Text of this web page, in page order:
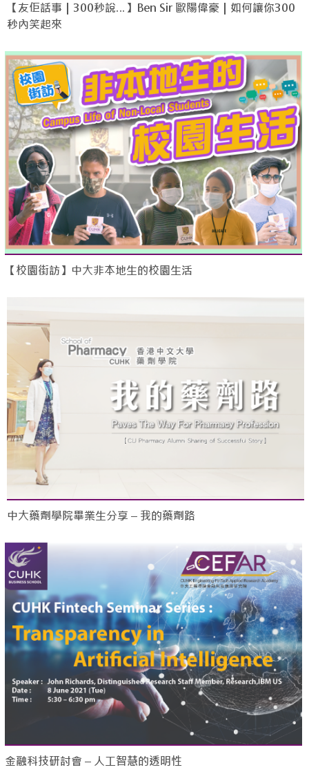
【友佢話事｜300秒說…】Ben Sir 歐陽偉豪｜如何讓你300
秒內笑起來
【校園街訪】中大非本地生的校園生活
中大藥劑學院畢業生分享 – 我的藥劑路
金融科技研討會 – 人工智慧的透明性